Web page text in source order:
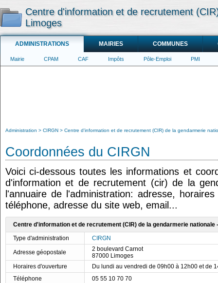
Centre d'information et de recrutement
Limoges
ADMINISTRATIONS MAIRIES COMMUNES
Mairie CPAM CAF Impôts Pôle-Emploi PMI
Administration CIRGN Centre d'information et de recrutement (CIR) de la gendarmerie
Coordonnées du CIRGN
Voici ci-dessous toutes les informations et
d'information et de recrutement (cir) de la
l'annuaire de l'administration: adresse,
téléphone, adresse du site web, email...
Centre d'information et de recrutement (CIR) de la gendarmerie nationale
Type d'administration
CIRGN
Adresse géopostale
2 boulevard Carnot
87000 Limoges
Horaires d'ouverture
Du lundi au vendredi de 09h00 à 12h00 et de
Téléphone
05 55 10 70 70